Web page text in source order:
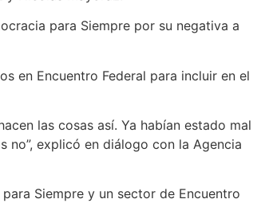
para Siempre por su negativa a
en Encuentro Federal para incluir en el
las cosas así. Ya habían estado mal
explicó en diálogo con la Agencia
Siempre y un sector de Encuentro